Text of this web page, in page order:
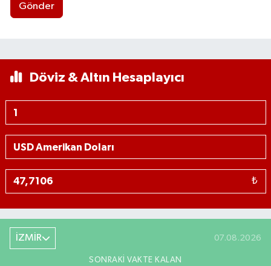
Gönder
Döviz & Altın Hesaplayıcı
₺
İZMİR 07.08.2026
SONRAKI VAKTE KALAN